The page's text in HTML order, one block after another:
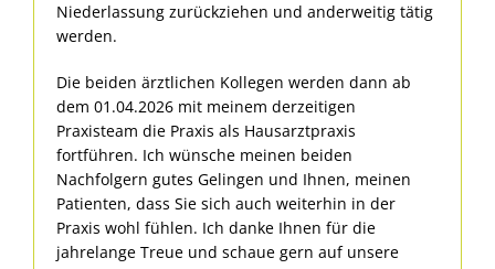
Niederlassung zurückziehen und anderweitig tätig
werden.
Die beiden ärztlichen Kollegen werden dann ab
dem 01.04.2026 mit meinem derzeitigen
Praxisteam die Praxis als Hausarztpraxis
fortführen. Ich wünsche meinen beiden
Nachfolgern gutes Gelingen und Ihnen, meinen
Patienten, dass Sie sich auch weiterhin in der
Praxis wohl fühlen. Ich danke Ihnen für die
jahrelange Treue und schaue gern auf unsere